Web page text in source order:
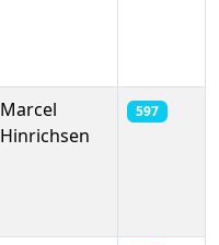
Marcel
Hinrichsen
597